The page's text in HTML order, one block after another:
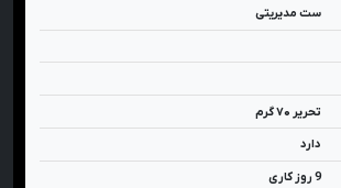
ست مدیریتی
تحریر ۷۰ گرم
دارد
9 روز کاری